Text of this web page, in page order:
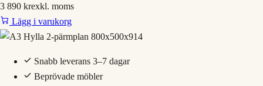
3 890 krexkl. moms
Lägg i varukorg
Snabb leverans 3–7 dagar
Beprövade möbler